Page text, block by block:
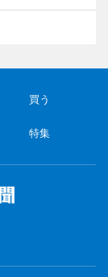
買う
特集